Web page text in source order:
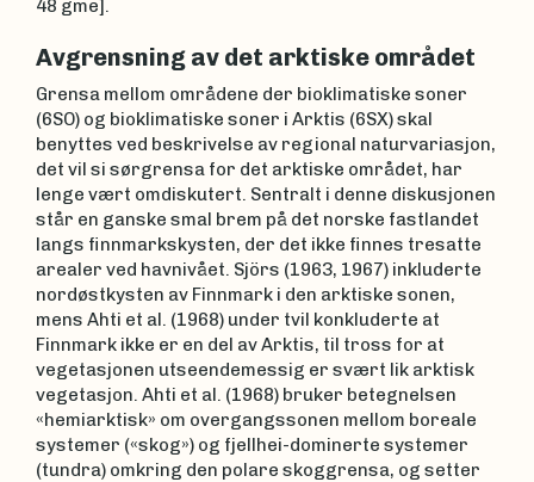
48 gme].
Avgrensning av det arktiske området
Grensa mellom områdene der bioklimatiske soner
(6SO) og bioklimatiske soner i Arktis (6SX) skal
benyttes ved beskrivelse av regional naturvariasjon,
det vil si sørgrensa for det arktiske området, har
lenge vært omdiskutert. Sentralt i denne diskusjonen
står en ganske smal brem på det norske fastlandet
langs finnmarkskysten, der det ikke finnes tresatte
arealer ved havnivået. Sjörs (1963, 1967) inkluderte
nordøstkysten av Finnmark i den arktiske sonen,
mens Ahti et al. (1968) under tvil konkluderte at
Finnmark ikke er en del av Arktis, til tross for at
vegetasjonen utseendemessig er svært lik arktisk
vegetasjon. Ahti et al. (1968) bruker betegnelsen
«hemiarktisk» om overgangssonen mellom boreale
systemer («skog») og fjellhei-dominerte systemer
(tundra) omkring den polare skoggrensa, og setter